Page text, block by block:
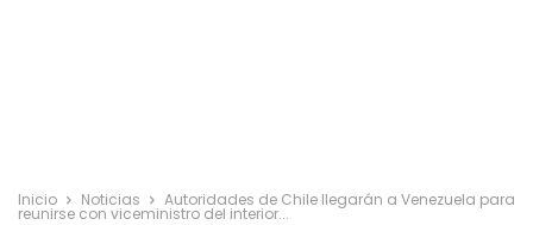
Inicio Noticias Autoridades de Chile llegarán a Venezuela para
reunirse con viceministro del interior...